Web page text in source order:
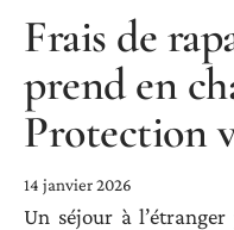
Frais de
prend en
Protection
14 janvier 2026
Un séjour à